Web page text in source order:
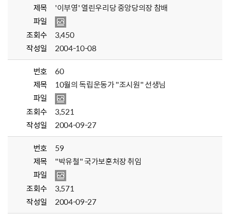
제목
'이부영' 열린우리당 중앙당의장 참배
파일
조회수
3,450
작성일
2004-10-08
번호
60
제목
10월의 독립운동가 "조시원" 선생님
파일
조회수
3,521
작성일
2004-09-27
번호
59
제목
"박유철" 국가보훈처장 취임
파일
조회수
3,571
작성일
2004-09-27